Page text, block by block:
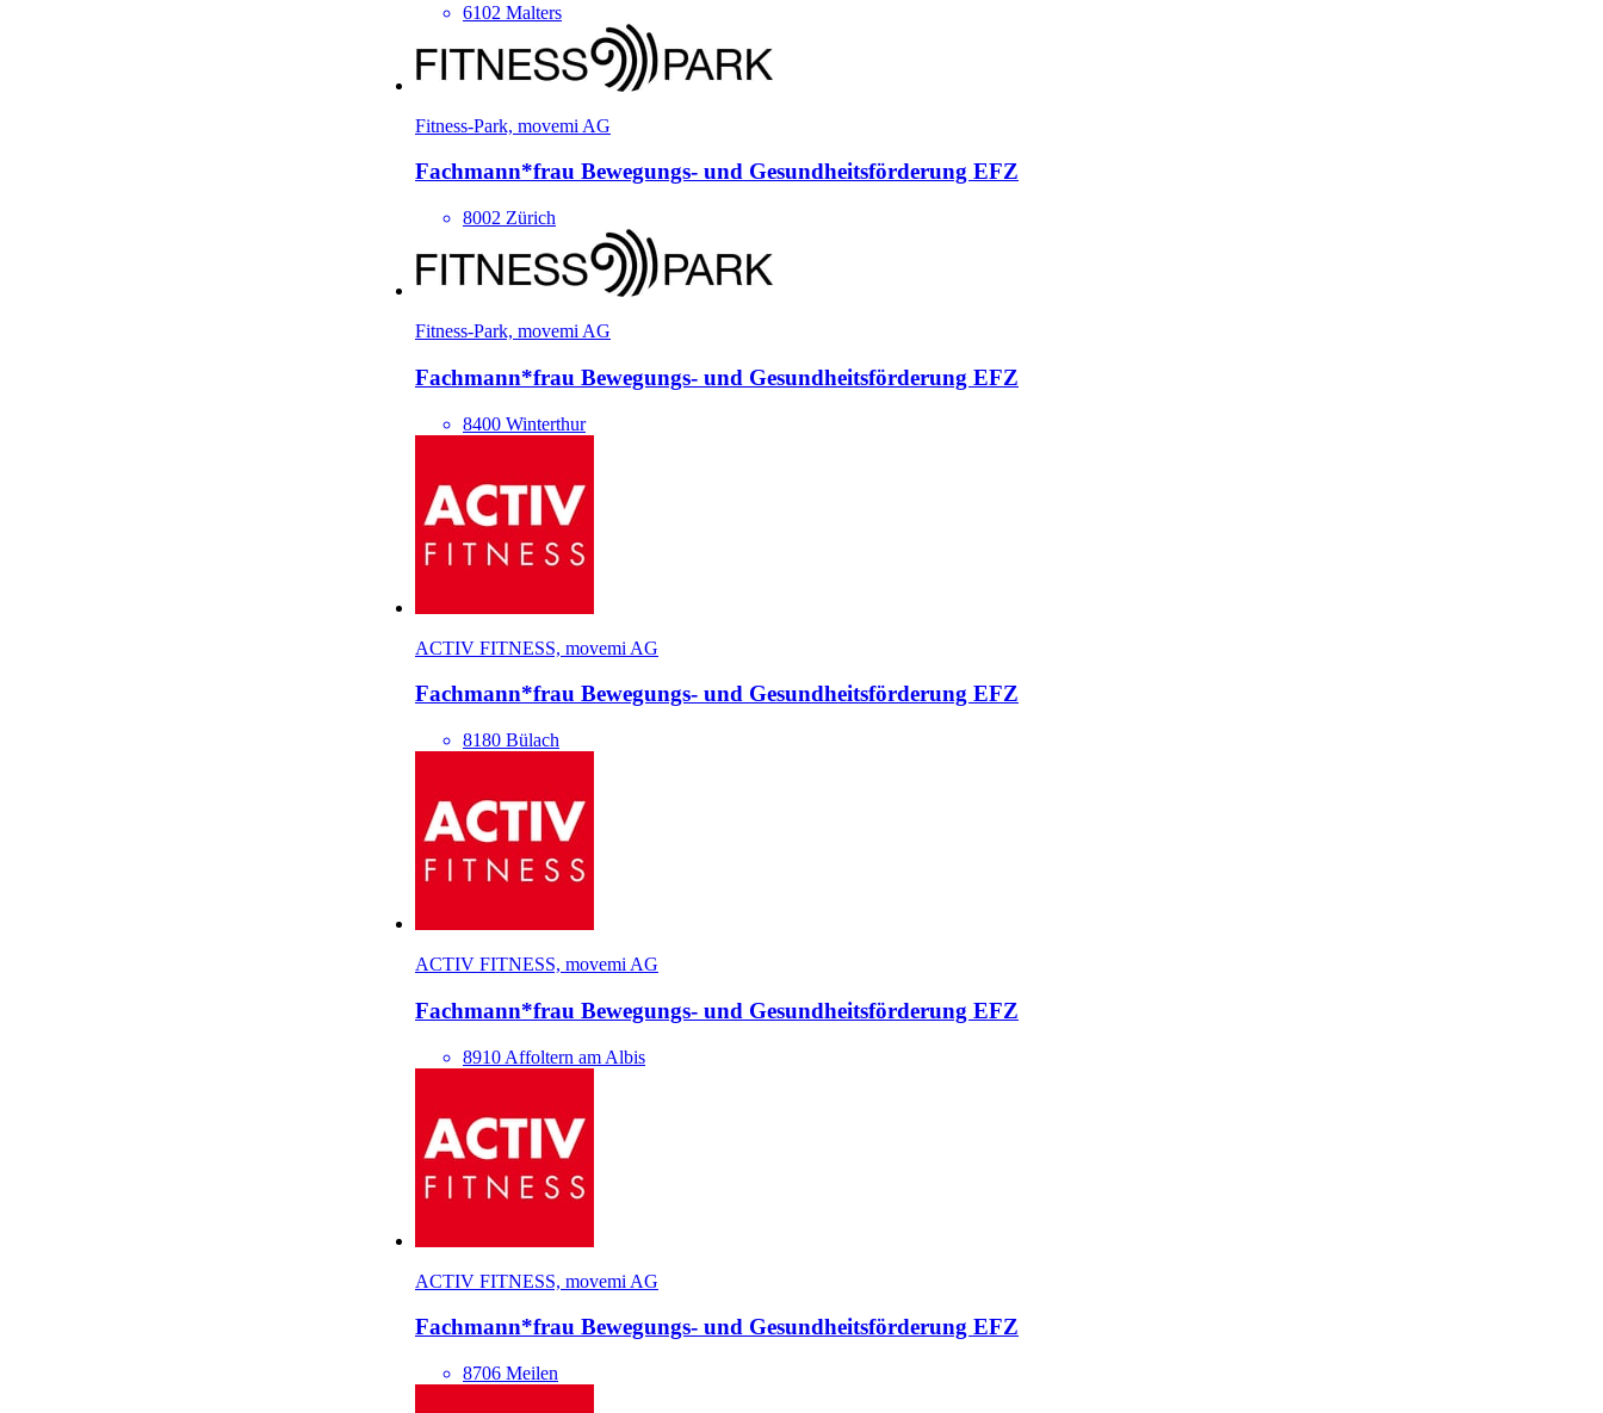
6102 Malters
Fitness-Park, movemi AG
Fach­mann*​frau Bewegungs- und Gesundheitsförderung EFZ
8002 Zürich
Fitness-Park, movemi AG
Fach­mann*​frau Bewegungs- und Gesundheitsförderung EFZ
8400 Winterthur
ACTIV FITNESS, movemi AG
Fach­mann*​frau Bewegungs- und Gesundheitsförderung EFZ
8180 Bülach
ACTIV FITNESS, movemi AG
Fach­mann*​frau Bewegungs- und Gesundheitsförderung EFZ
8910 Affoltern am Albis
ACTIV FITNESS, movemi AG
Fach­mann*​frau Bewegungs- und Gesundheitsförderung EFZ
8706 Meilen